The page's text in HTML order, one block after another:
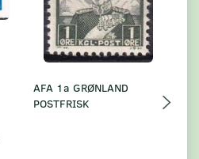
AFA 1a GRØNLAND
POSTFRISK